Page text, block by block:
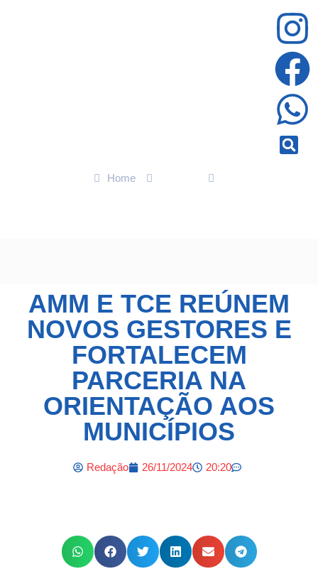
Home
AMM E TCE REÚNEM
NOVOS GESTORES E
FORTALECEM
PARCERIA NA
ORIENTAÇÃO AOS
MUNICÍPIOS
Redação 26/11/2024 20:20